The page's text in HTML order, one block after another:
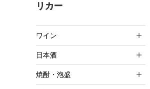
リカー
ワイン
日本酒
焼酎・泡盛